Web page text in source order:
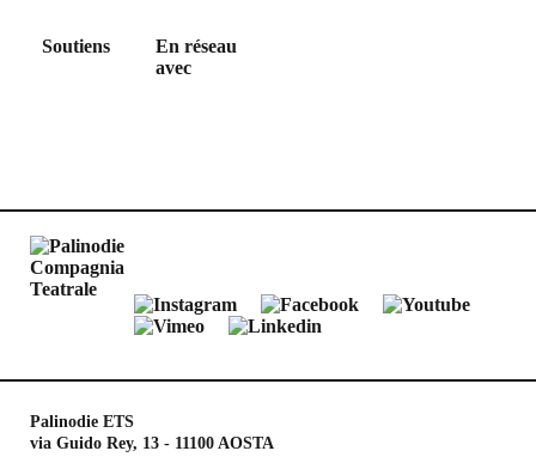
Soutiens
En réseau
avec
Palinodie ETS
via Guido Rey, 13 - 11100 AOSTA